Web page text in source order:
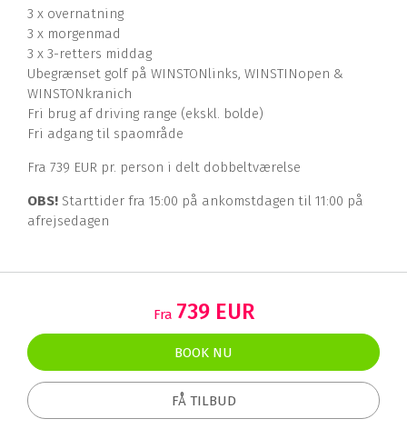
3 x overnatning
3 x morgenmad
3 x 3-retters middag
Ubegrænset golf på WINSTONlinks, WINSTINopen &
WINSTONkranich
Fri brug af driving range (ekskl. bolde)
Fri adgang til spaområde
Fra 739 EUR pr. person i delt dobbeltværelse
OBS! Starttider fra 15:00 på ankomstdagen til 11:00 på
afrejsedagen
Fra 739 EUR
BOOK NU
FÅ TILBUD